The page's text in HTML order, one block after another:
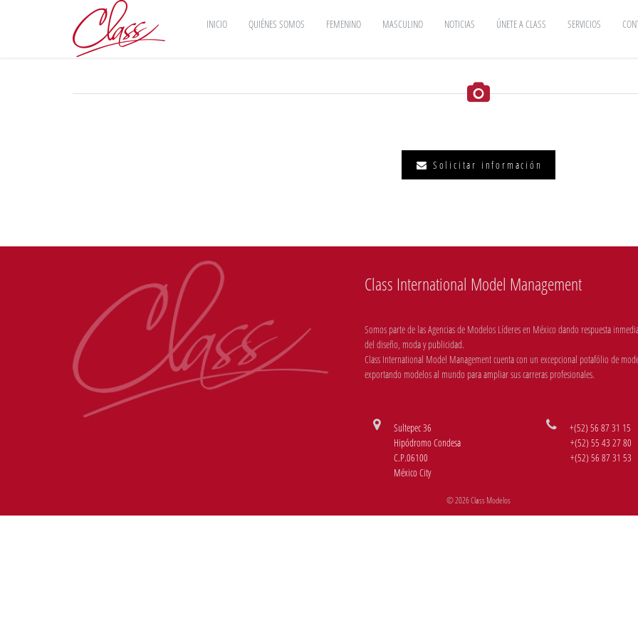
INICIO QUIÉNES SOMOS FEMENINO MASCULINO NOTICIAS ÚNETE A CLASS SERVICIOS
Solicitar información
Class International Model Management
Somos parte de las Agencias de Modelos Líderes en México dando respuesta
del diseño, moda y publicidad.
Class International Model Management cuenta con un excepcional potafólio de
exportando modelos al mundo para ampliar sus carreras profesionales.
Sultepec 36
Hipódromo Condesa
C.P.06100
México City
+(52) 56 87 31 15
+(52) 55 43 27 80
+(52) 56 87 31 53
© 2026 Class Modelos